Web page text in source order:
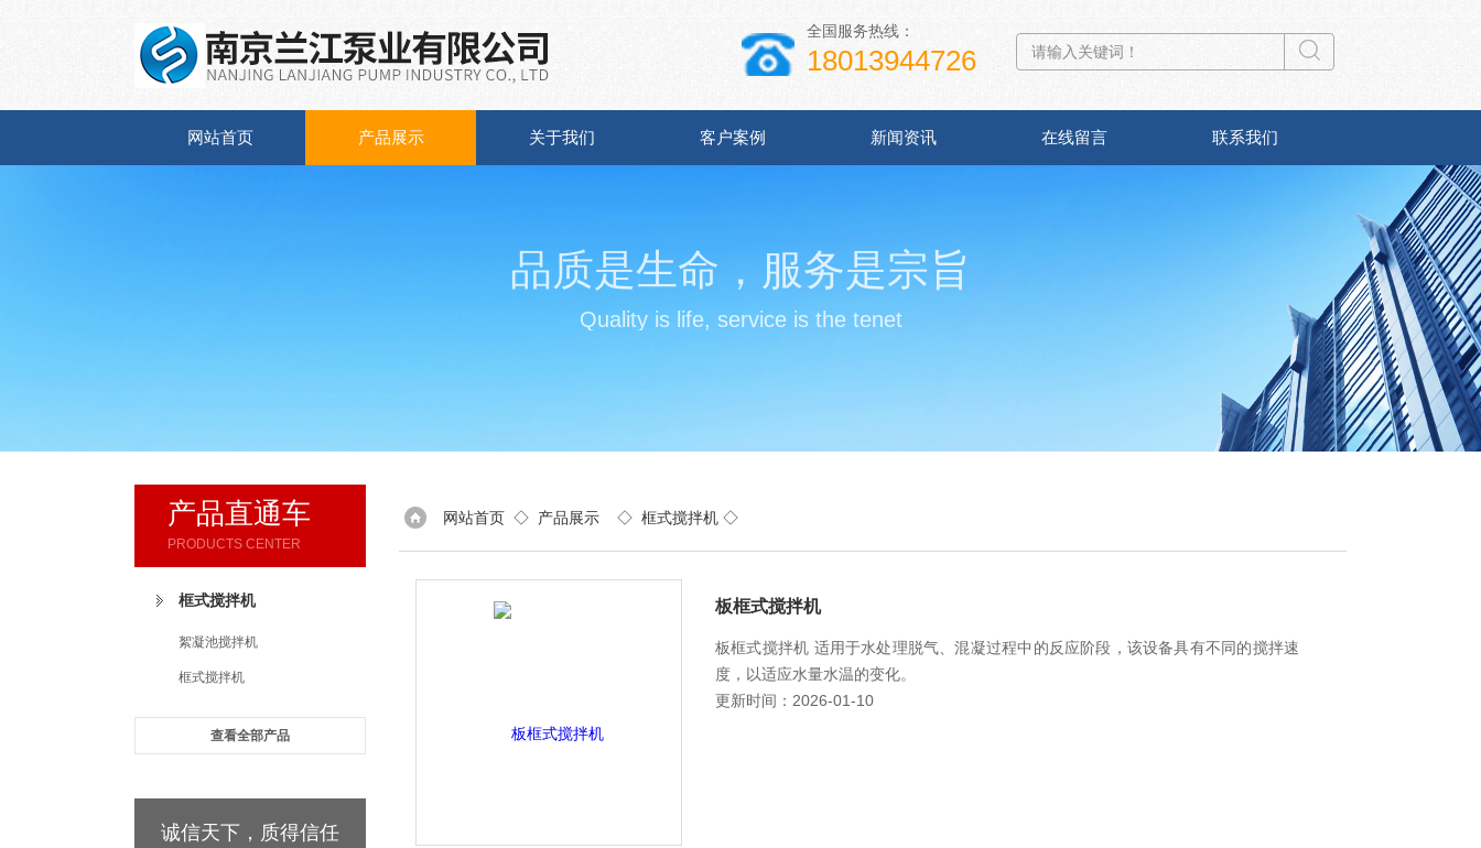
全国服务热线：
18013944726
网站首页 产品展示 关于我们 客户案例 新闻资讯 在线留言 联系我们
品质是生命，服务是宗旨
Quality is life, service is the tenet
产品直通车
PRODUCTS CENTER
框式搅拌机
絮凝池搅拌机
框式搅拌机
查看全部产品
诚信天下，质得信任
网站首页 ◇ 产品展示 ◇ 框式搅拌机 ◇
板框式搅拌机
板框式搅拌机 适用于水处理脱气、混凝过程中的反应阶段，该设备具有不同的搅拌速
度，以适应水量水温的变化。
更新时间：2026-01-10